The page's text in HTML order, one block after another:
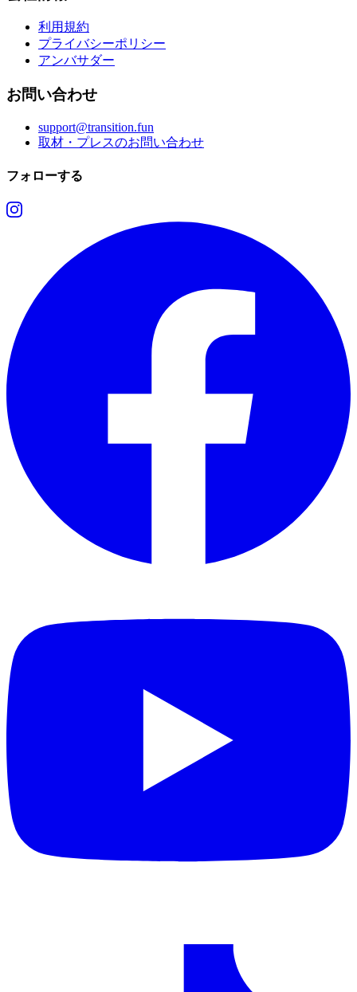
利用規約
プライバシーポリシー
アンバサダー
お問い合わせ
support@transition.fun
取材・プレスのお問い合わせ
フォローする